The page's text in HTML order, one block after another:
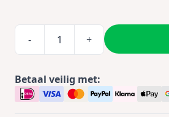
- +
Betaal veilig met: